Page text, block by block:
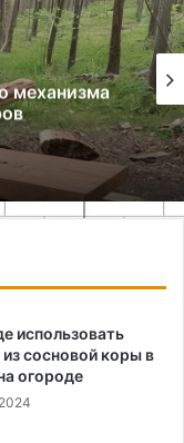
механизма
использовать
из сосновой коры в
огороде